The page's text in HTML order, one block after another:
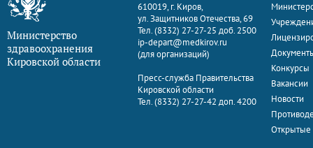
Министерство
здравоохранения
Кировской области
610019, г. Киров,
ул. Защитников Отечества, 69
Тел. (8332) 27-27-25 доб. 2500
ip-depart@medkirov.ru
(для организаций)
Пресс-служба Правительства
Кировской области
Тел. (8332) 27-27-42 доп. 4200
Конкурсы
Вакансии
Новости